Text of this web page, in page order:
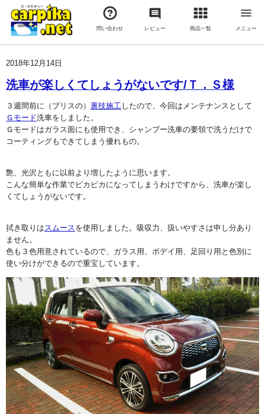
問い合わせ レビュー 商品一覧 メニュー
2018年12月14日
洗車が楽しくてしょうがないです/Ｔ．Ｓ様
３週間前に（ブリスの） 裏技施工したので、今回はメンテナンスとして
Ｇモード洗車をしました。
Ｇモードはガラス面にも使用でき、シャンプー洗車の要領で洗うだけで
コーティングもできてしまう優れもの。
艶、光沢ともに以前より増したように思います。
こんな簡単な作業でピカピカになってしまうわけですから、洗車が楽し
くてしょうがないです。
拭き取りはスムースを使用しました。吸収力、扱いやすさは申し分あり
ません。
色も３色用意されているので、ガラス用、ボデイ用、足回り用と色別に
使い分けができるので重宝しています。